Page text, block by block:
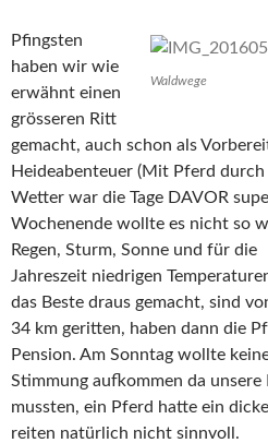
Waldwege
Pfingsten
haben wir wie
erwähnt einen
grösseren Ritt
gemacht, auch schon als
Heideabenteuer (Mit Pferd durch
Wetter war die Tage DAVOR
Wochenende wollte es nicht so
Regen, Sturm, Sonne und für die
Jahreszeit niedrigen
das Beste draus gemacht, sind
34 km geritten, haben dann die
Pension. Am Sonntag wollte
Stimmung aufkommen da
mussten, ein Pferd hatte ein
reiten natürlich nicht sinnvoll.